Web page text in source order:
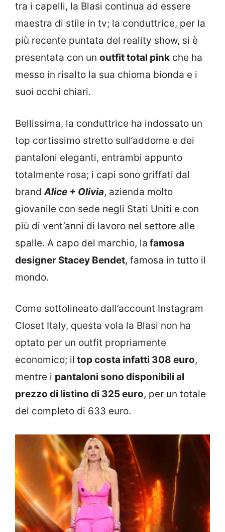
tra i capelli, la Blasi continua ad essere
maestra di stile in tv; la conduttrice, per la
più recente puntata del reality show, si è
presentata con un outfit total pink che ha
messo in risalto la sua chioma bionda e i
suoi occhi chiari.
Bellissima, la conduttrice ha indossato un
top cortissimo stretto sull’addome e dei
pantaloni eleganti, entrambi appunto
totalmente rosa; i capi sono griffati dal
brand Alice + Olivia, azienda molto
giovanile con sede negli Stati Uniti e con
più di vent’anni di lavoro nel settore alle
spalle. A capo del marchio, la famosa
designer Stacey Bendet, famosa in tutto il
mondo.
Come sottolineato dall’account Instagram
Closet Italy, questa vola la Blasi non ha
optato per un outfit propriamente
economico; il top costa infatti 308 euro,
mentre i pantaloni sono disponibili al
prezzo di listino di 325 euro, per un totale
del completo di 633 euro.